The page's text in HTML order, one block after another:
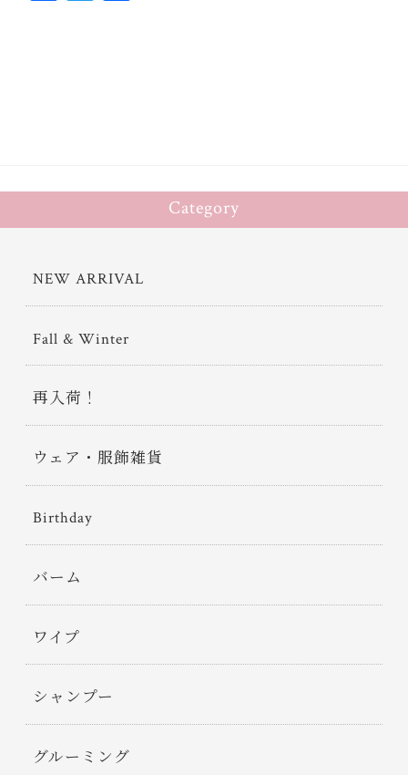
Category
NEW ARRIVAL
Fall & Winter
再入荷！
ウェア・服飾雑貨
Birthday
バーム
ワイプ
シャンプー
グルーミング